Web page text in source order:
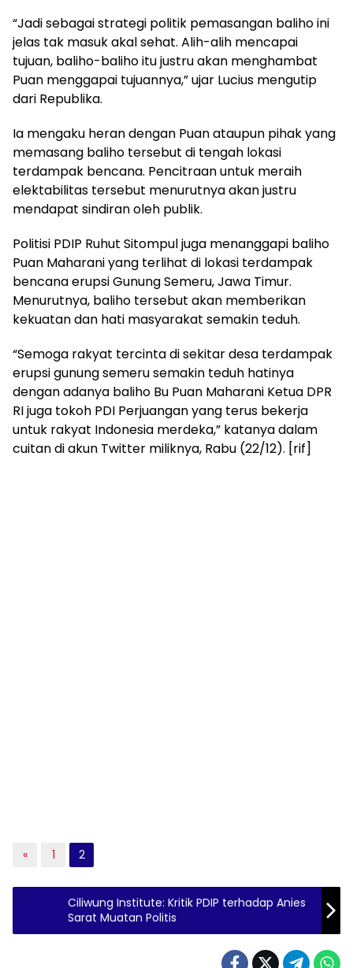
“Jadi sebagai strategi politik pemasangan baliho ini
jelas tak masuk akal sehat. Alih-alih mencapai
tujuan, baliho-baliho itu justru akan menghambat
Puan menggapai tujuannya,” ujar Lucius mengutip
dari Republika.
Ia mengaku heran dengan Puan ataupun pihak yang
memasang baliho tersebut di tengah lokasi
terdampak bencana. Pencitraan untuk meraih
elektabilitas tersebut menurutnya akan justru
mendapat sindiran oleh publik.
Politisi PDIP Ruhut Sitompul juga menanggapi baliho
Puan Maharani yang terlihat di lokasi terdampak
bencana erupsi Gunung Semeru, Jawa Timur.
Menurutnya, baliho tersebut akan memberikan
kekuatan dan hati masyarakat semakin teduh.
“Semoga rakyat tercinta di sekitar desa terdampak
erupsi gunung semeru semakin teduh hatinya
dengan adanya baliho Bu Puan Maharani Ketua DPR
RI juga tokoh PDI Perjuangan yang terus bekerja
untuk rakyat Indonesia merdeka,” katanya dalam
cuitan di akun Twitter miliknya, Rabu (22/12). [rif]
« 1 2
Ciliwung Institute: Kritik PDIP terhadap Anies
Sarat Muatan Politis